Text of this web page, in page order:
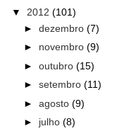
▼ 2012 (101)
► dezembro (7)
► novembro (9)
► outubro (15)
► setembro (11)
► agosto (9)
► julho (8)